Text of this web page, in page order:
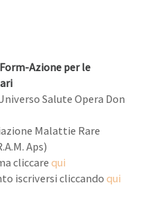
Azione per le
Salute Opera Don
Malattie Rare
Aps)
cliccarequi
iscriversi cliccandoqui